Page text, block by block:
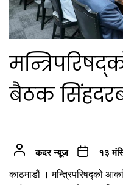
बैठक
कदर न्यूज १३
काठमाडौं । मन्त्रिपरिषद्को